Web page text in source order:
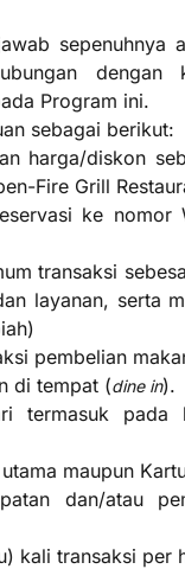
sepenuhnya
dengan
Program ini.
sebagai berikut:
harga/diskon
Fire Grill
ke nomor
transaksi
layanan, serta
pembelian
di tempat (dine in).
termasuk pada
maupun
dan/atau
kali transaksi per